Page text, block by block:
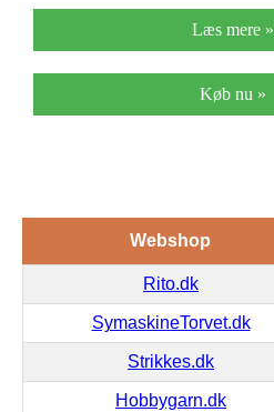
Læs mere »
Køb nu »
Webshop
Rito.dk
SymaskineTorvet.dk
Strikkes.dk
Hobbygarn.dk